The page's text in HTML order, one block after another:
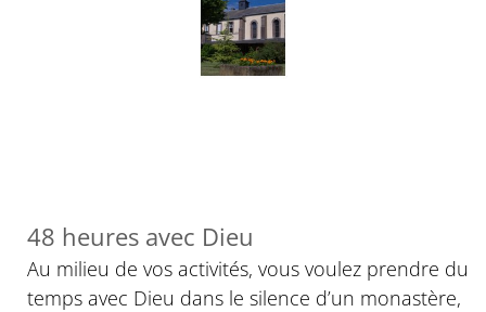
48 heures avec Dieu
Au milieu de vos activités, vous voulez prendre du
temps avec Dieu dans le silence d’un monastère,